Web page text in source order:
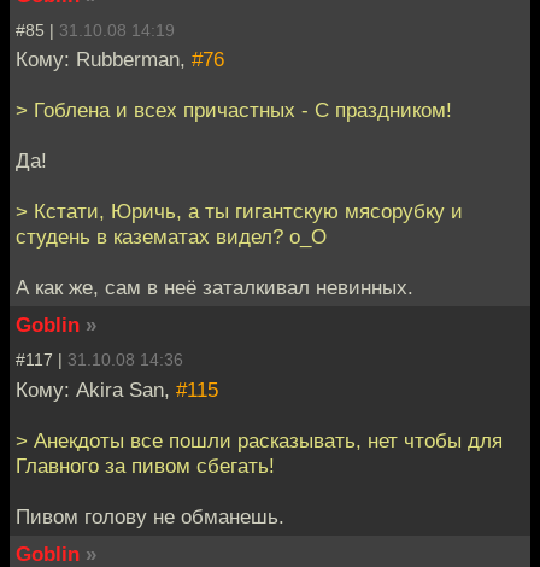
#85 | 31.10.08 14:19
Кому: Rubberman, #76
> Гоблена и всех причастных - С праздником!
Да!
> Кстати, Юричь, а ты гигантскую мясорубку и
студень в казематах видел? о_О
А как же, сам в неё заталкивал невинных.
Goblin »
#117 | 31.10.08 14:36
Кому: Akira San, #115
> Анекдоты все пошли расказывать, нет чтобы для
Главного за пивом сбегать!
Пивом голову не обманешь.
Goblin »